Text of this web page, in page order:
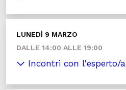
LUNEDÌ 9 MARZO
DALLE 14:00 ALLE 19:00
Incontri con l'esperto/a